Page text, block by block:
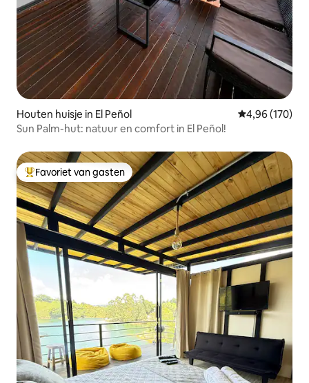
Houten huisje in El Peñol Gemiddelde
4,96 (170)
Sun Palm-hut: natuur en comfort in El Peñol!
Topfavoriet van gasten
Favoriet van gasten